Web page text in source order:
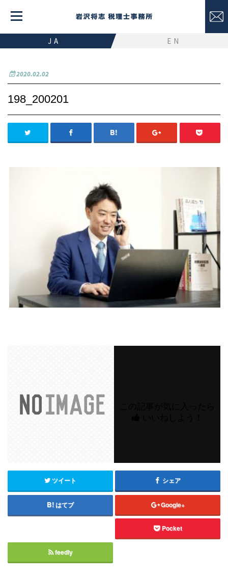
JA EN
2020.02.02
198_200201
ツイート シェア
はてブ Google+
Pocket
feedly